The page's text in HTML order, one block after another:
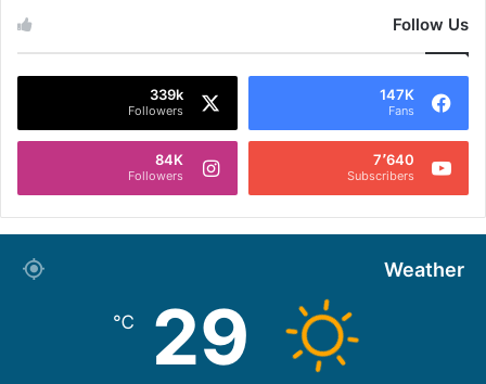
Follow Us
147K
Fans
339k
Followers
7٬640
Subscribers
84K
Followers
Weather
29
℃